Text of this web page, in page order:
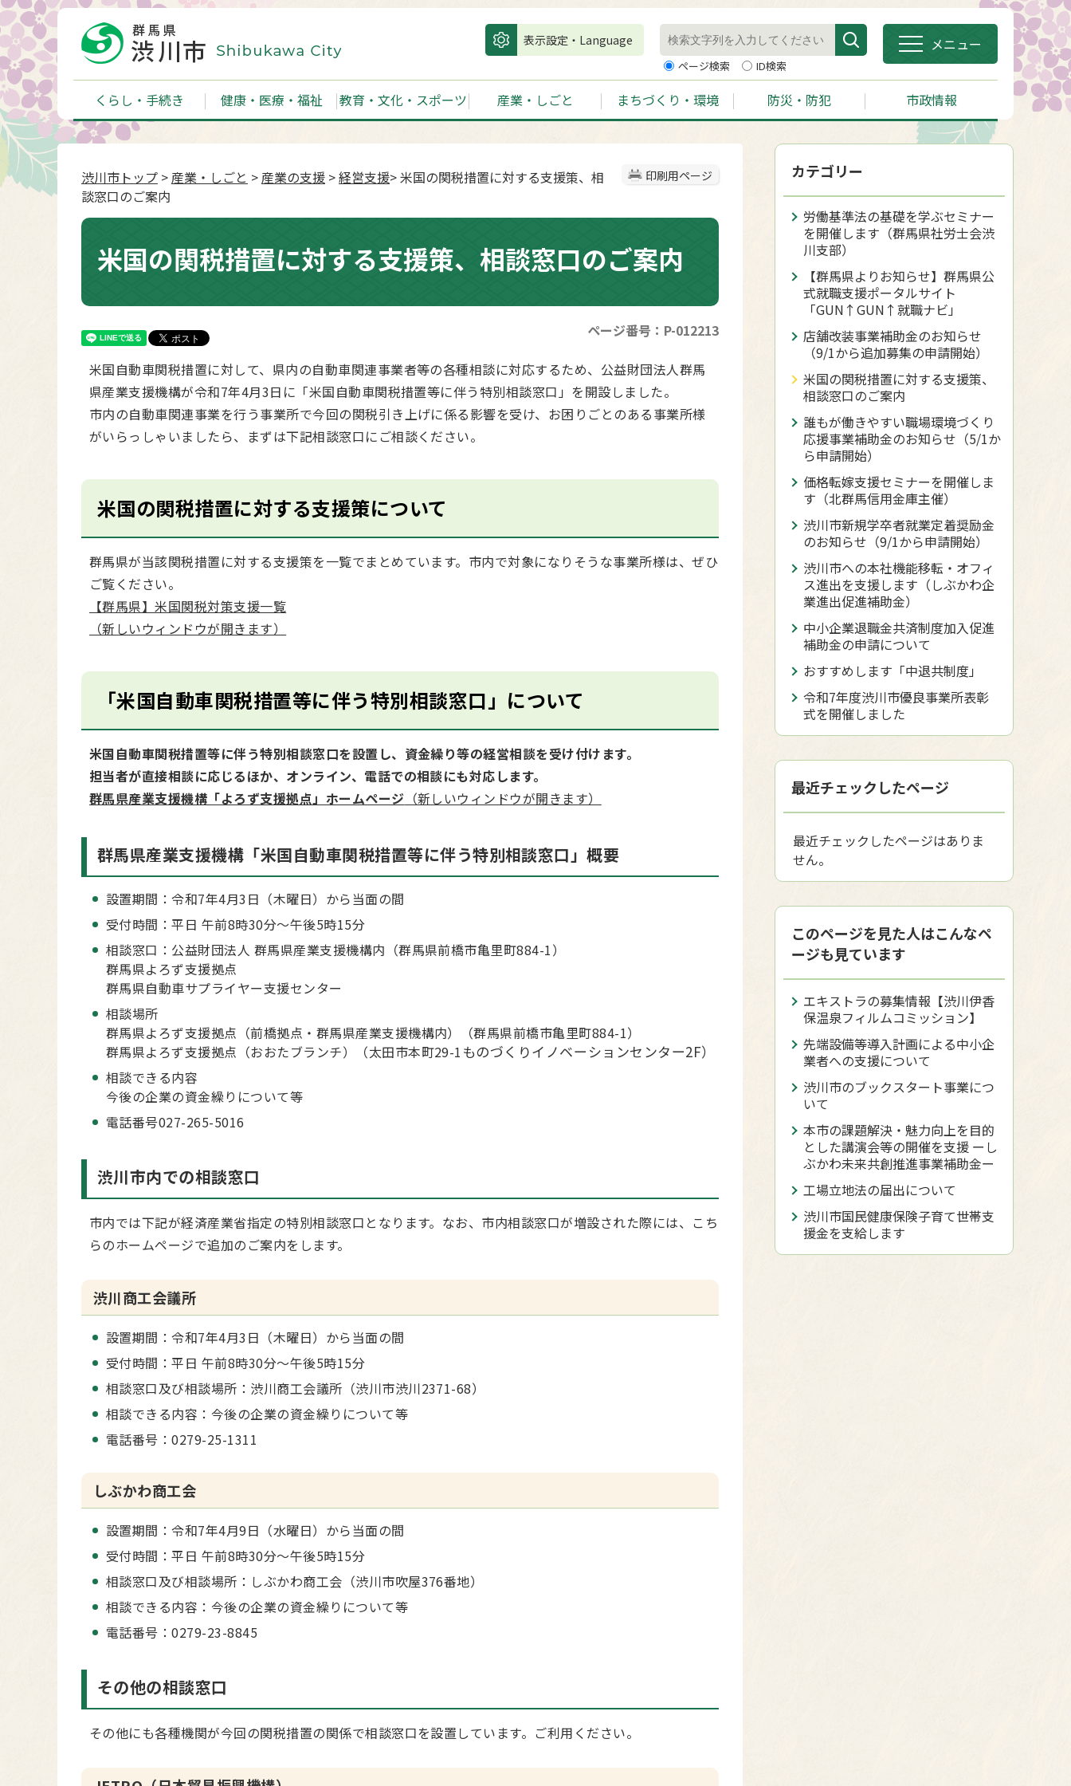
表示設定・Language
ページ検索 ID検索
メニュー
くらし・手続き 健康・医療・福祉 教育・文化・スポーツ 産業・しごと まちづくり・環境 防災・防犯 市政情報
印刷用ページ
渋川市トップ >産業・しごと >産業の支援 >経営支援> 米国の関税措置に対する支援策、相
談窓口のご案内
米国の関税措置に対する支援策、相談窓口のご案内
ページ番号：P-012213
米国自動車関税措置に対して、県内の自動車関連事業者等の各種相談に対応するため、公益財団法人群馬
県産業支援機構が令和7年4月3日に「米国自動車関税措置等に伴う特別相談窓口」を開設しました。
市内の自動車関連事業を行う事業所で今回の関税引き上げに係る影響を受け、お困りごとのある事業所様
がいらっしゃいましたら、まずは下記相談窓口にご相談ください。
米国の関税措置に対する支援策について
群馬県が当該関税措置に対する支援策を一覧でまとめています。市内で対象になりそうな事業所様は、ぜひ
ご覧ください。
【群馬県】米国関税対策支援一覧
（新しいウィンドウが開きます）
「米国自動車関税措置等に伴う特別相談窓口」について
米国自動車関税措置等に伴う特別相談窓口を設置し、資金繰り等の経営相談を受け付けます。
担当者が直接相談に応じるほか、オンライン、電話での相談にも対応します。
群馬県産業支援機構「よろず支援拠点」ホームページ （新しいウィンドウが開きます）
群馬県産業支援機構 「米国自動車関税措置等に伴う特別相談窓口」概要
設置期間：令和7年4月3日（木曜日）から当面の間
受付時間：平日 午前8時30分～午後5時15分
相談窓口：公益財団法人 群馬県産業支援機構内（群馬県前橋市亀里町884-1）
群馬県よろず支援拠点
群馬県自動車サプライヤー支援センター
相談場所
群馬県よろず支援拠点（前橋拠点・群馬県産業支援機構内）（群馬県前橋市亀里町884-1）
群馬県よろず支援拠点（おおたブランチ）（太田市本町29-1 ものづくりイノベーションセンター2F）
相談できる内容
今後の企業の資金繰りについて等
電話番号027-265-5016
渋川市内での相談窓口
市内では下記が経済産業省指定の特別相談窓口となります。なお、市内相談窓口が増設された際には、こち
らのホームページで追加のご案内をします。
渋川商工会議所
設置期間：令和7年4月3日（木曜日）から当面の間
受付時間：平日 午前8時30分～午後5時15分
相談窓口及び相談場所：渋川商工会議所（渋川市渋川2371-68）
相談できる内容：今後の企業の資金繰りについて等
電話番号：0279-25-1311
しぶかわ商工会
設置期間：令和7年4月9日（水曜日）から当面の間
受付時間：平日 午前8時30分～午後5時15分
相談窓口及び相談場所：しぶかわ商工会（渋川市吹屋376番地）
相談できる内容：今後の企業の資金繰りについて等
電話番号：0279-23-8845
その他の相談窓口
その他にも各種機関が今回の関税措置の関係で相談窓口を設置しています。ご利用ください。
カテゴリー
労働基準法の基礎を学ぶセミナー
を開催します（群馬県社労士会渋
川支部）
【群馬県よりお知らせ】群馬県公
式就職支援ポータルサイト
「GUN↑GUN↑就職ナビ」
店舗改装事業補助金のお知らせ
（9/1から追加募集の申請開始）
米国の関税措置に対する支援策、
相談窓口のご案内
誰もが働きやすい職場環境づくり
応援事業補助金のお知らせ（5/1か
ら申請開始）
価格転嫁支援セミナーを開催しま
す（北群馬信用金庫主催）
渋川市新規学卒者就業定着奨励金
のお知らせ（9/1から申請開始）
渋川市への本社機能移転・オフィ
ス進出を支援します（しぶかわ企
業進出促進補助金）
中小企業退職金共済制度加入促進
補助金の申請について
おすすめします「中退共制度」
令和7年度渋川市優良事業所表彰
式を開催しました
最近チェックしたページ
最近チェックしたページはありま
せん。
このページを見た人はこんなペ
ージも見ています
エキストラの募集情報【渋川伊香
保温泉フィルムコミッション】
先端設備等導入計画による中小企
業者への支援について
渋川市のブックスタート事業につ
いて
本市の課題解決・魅力向上を目的
とした講演会等の開催を支援 ーし
ぶかわ未来共創推進事業補助金ー
工場立地法の届出について
渋川市国民健康保険子育て世帯支
援金を支給します